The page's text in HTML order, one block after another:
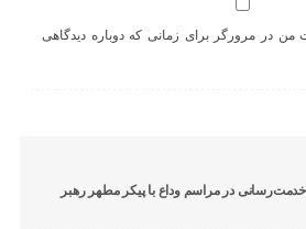
من در مرورگر برای زمانی که دوباره دیدگاهی
در مراسم وداع با پیکر مطهر رهبر